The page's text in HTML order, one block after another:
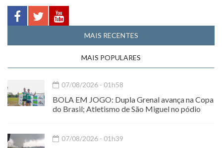
MAIS RECENTES
MAIS POPULARES
07/08/2026 - 01h58
BOLA EM JOGO: Dupla Grenal avança na Copa
do Brasil; Atletismo de São Miguel no pódio
07/08/2026 - 01h39